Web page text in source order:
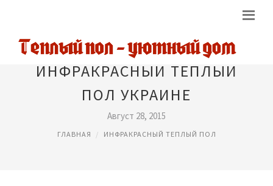
ИНФРАКРАСНЫЙ ТЕПЛЫЙ
ПОЛ УКРАИНЕ
Август 28, 2015
ГЛАВНАЯ ИНФРАКРАСНЫЙ ТЕПЛЫЙ ПОЛ